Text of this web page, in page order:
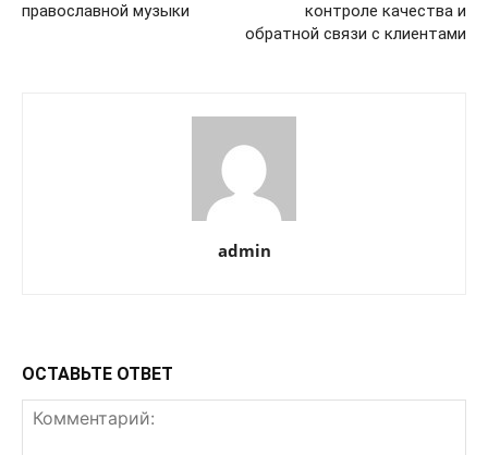
православной музыки
контроле качества и
обратной связи с клиентами
admin
ОСТАВЬТЕ ОТВЕТ